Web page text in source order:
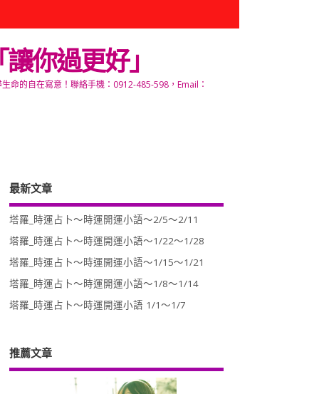
你過更好」
命的自在寫意！聯絡手機：0912-485-598，Email：
最新文章
塔羅_時運占卜～時運開運小語～2/5～2/11
塔羅_時運占卜～時運開運小語～1/22～1/28
塔羅_時運占卜～時運開運小語～1/15～1/21
塔羅_時運占卜～時運開運小語～1/8～1/14
塔羅_時運占卜～時運開運小語 1/1～1/7
推薦文章